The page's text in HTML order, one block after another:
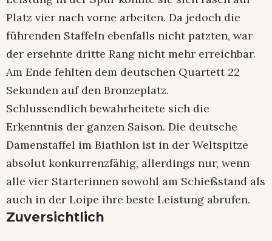
Platz vier nach vorne arbeiten. Da jedoch die
führenden Staffeln ebenfalls nicht patzten, war
der ersehnte dritte Rang nicht mehr erreichbar.
Am Ende fehlten dem deutschen Quartett 22
Sekunden auf den Bronzeplatz.
Schlussendlich bewahrheitete sich die
Erkenntnis der ganzen Saison. Die deutsche
Damenstaffel im Biathlon ist in der Weltspitze
absolut konkurrenzfähig, allerdings nur, wenn
alle vier Starterinnen sowohl am Schießstand als
auch in der Loipe ihre beste Leistung abrufen.
Zuversichtlich